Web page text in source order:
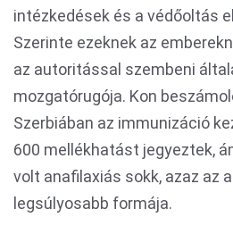
intézkedések és a védőoltás
Szerinte ezeknek az
az autoritással szembeni
mozgatórugója. Kon
Szerbiában az immunizáció
600 mellékhatást jegyeztek,
volt anafilaxiás sokk, azaz az
legsúlyosabb formája.